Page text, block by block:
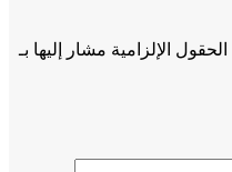
الحقول الإلزامية مشار إليها بـ